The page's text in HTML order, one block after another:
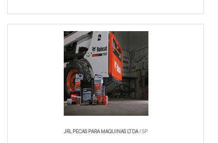
JRL PECAS PARA MAQUINAS LTDA/ SP